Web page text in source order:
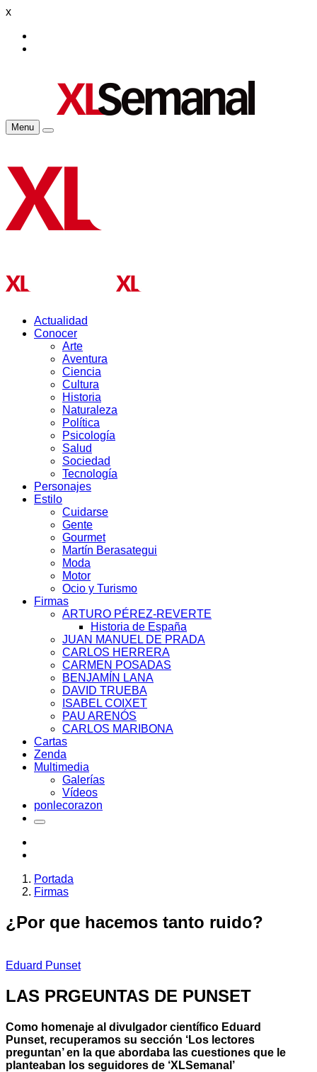
x
Menu
Actualidad
Conocer
Arte
Aventura
Ciencia
Cultura
Historia
Naturaleza
Política
Psicología
Salud
Sociedad
Tecnología
Personajes
Estilo
Cuidarse
Gente
Gourmet
Martín Berasategui
Moda
Motor
Ocio y Turismo
Firmas
ARTURO PÉREZ-REVERTE
Historia de España
JUAN MANUEL DE PRADA
CARLOS HERRERA
CARMEN POSADAS
BENJAMÍN LANA
DAVID TRUEBA
ISABEL COIXET
PAU ARENÓS
CARLOS MARIBONA
Cartas
Zenda
Multimedia
Galerías
Vídeos
ponlecorazon
Portada
Firmas
¿Por que hacemos tanto ruido?
Eduard Punset
LAS PRGEUNTAS DE PUNSET
Como homenaje al divulgador científico Eduard
Punset, recuperamos su sección ‘Los lectores
preguntan’ en la que abordaba las cuestiones que le
planteaban los seguidores de ‘XLSemanal’